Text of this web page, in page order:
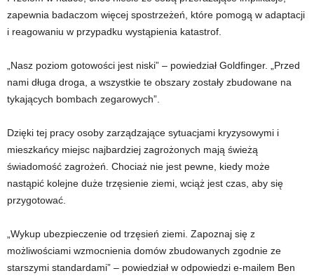
zapewnia badaczom więcej spostrzeżeń, które pomogą w adaptacji
i reagowaniu w przypadku wystąpienia katastrof.
„Nasz poziom gotowości jest niski” – powiedział Goldfinger. „Przed
nami długa droga, a wszystkie te obszary zostały zbudowane na
tykających bombach zegarowych”.
Dzięki tej pracy osoby zarządzające sytuacjami kryzysowymi i
mieszkańcy miejsc najbardziej zagrożonych mają świeżą
świadomość zagrożeń. Chociaż nie jest pewne, kiedy może
nastąpić kolejne duże trzęsienie ziemi, wciąż jest czas, aby się
przygotować.
„Wykup ubezpieczenie od trzęsień ziemi. Zapoznaj się z
możliwościami wzmocnienia domów zbudowanych zgodnie ze
starszymi standardami” – powiedział w odpowiedzi e-mailem Ben